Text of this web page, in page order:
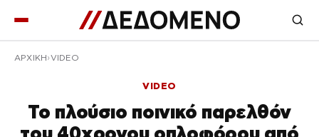
ΑΡΧΙΚΉ VIDEO
VIDEO
Το πλούσιο ποινικό παρελθόν